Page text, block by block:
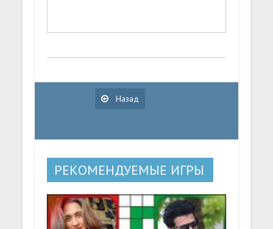
Назад
РЕКОМЕНДУЕМЫЕ ИГРЫ